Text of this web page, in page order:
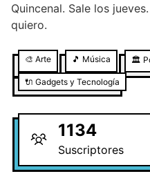
Quincenal. Sale los
quiero.
🎨 Arte 🎵 Música 🏛️
🔌 Gadgets y Tecnología
1134
Suscriptores